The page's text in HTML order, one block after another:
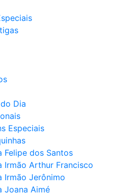
Dia
Especiais
Felipe dos Santos
Irmão Arthur Francisco
Irmão Jerônimo
Joana Aimé